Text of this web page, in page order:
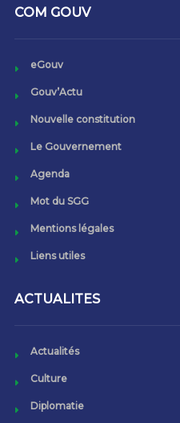
COM GOUV
eGouv
Gouv’Actu
Nouvelle constitution
Le Gouvernement
Agenda
Mot du SGG
Mentions légales
Liens utiles
ACTUALITES
Actualités
Culture
Diplomatie